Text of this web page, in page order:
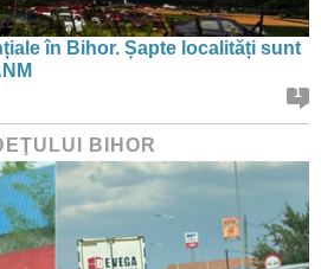
în Bihor. Șapte localități sunt
1
BIHOR